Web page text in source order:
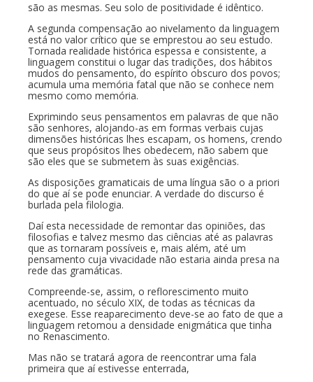
são as mesmas. Seu solo de positividade é idêntico.
A segunda compensação ao nivelamento da linguagem
está no valor crítico que se emprestou ao seu estudo.
Tornada realidade histórica espessa e consistente, a
linguagem constitui o lugar das tradições, dos hábitos
mudos do pensamento, do espírito obscuro dos povos;
acumula uma memória fatal que não se conhece nem
mesmo como memória.
Exprimindo seus pensamentos em palavras de que não
são senhores, alojando-as em formas verbais cujas
dimensões históricas lhes escapam, os homens, crendo
que seus propósitos lhes obedecem, não sabem que
são eles que se submetem às suas exigências.
As disposições gramaticais de uma língua são o a priori
do que aí se pode enunciar. A verdade do discurso é
burlada pela filologia.
Daí esta necessidade de remontar das opiniões, das
filosofias e talvez mesmo das ciências até as palavras
que as tornaram possíveis e, mais além, até um
pensamento cuja vivacidade não estaria ainda presa na
rede das gramáticas.
Compreende-se, assim, o reflorescimento muito
acentuado, no século XIX, de todas as técnicas da
exegese. Esse reaparecimento deve-se ao fato de que a
linguagem retomou a densidade enigmática que tinha
no Renascimento.
Mas não se tratará agora de reencontrar uma fala
primeira que aí estivesse enterrada,